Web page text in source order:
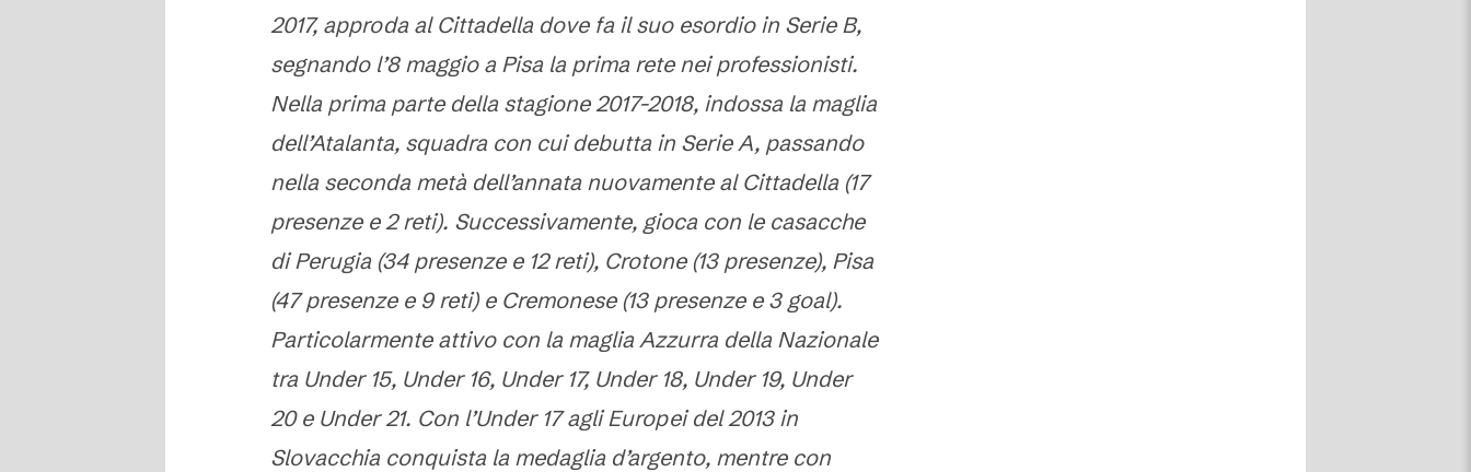
2017, approda al Cittadella dove fa il suo esordio in Serie B,
segnando l’8 maggio a Pisa la prima rete nei professionisti.
Nella prima parte della stagione 2017-2018, indossa la maglia
dell’Atalanta, squadra con cui debutta in Serie A, passando
nella seconda metà dell’annata nuovamente al Cittadella (17
presenze e 2 reti). Successivamente, gioca con le casacche
di Perugia (34 presenze e 12 reti), Crotone (13 presenze), Pisa
(47 presenze e 9 reti) e Cremonese (13 presenze e 3 goal).
Particolarmente attivo con la maglia Azzurra della Nazionale
tra Under 15, Under 16, Under 17, Under 18, Under 19, Under
20 e Under 21. Con l’Under 17 agli Europei del 2013 in
Slovacchia conquista la medaglia d’argento, mentre con